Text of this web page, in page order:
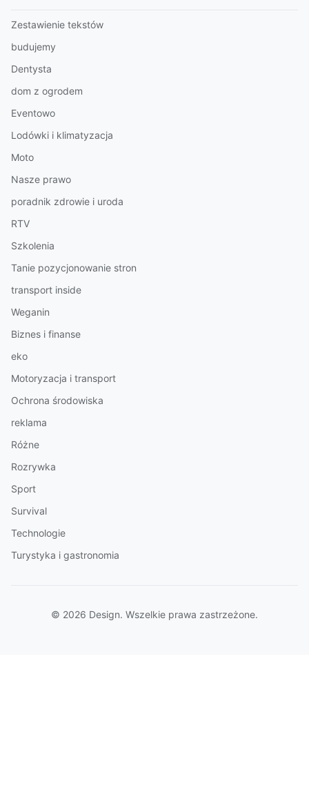
Zestawienie tekstów
budujemy
Dentysta
dom z ogrodem
Eventowo
Lodówki i klimatyzacja
Moto
Nasze prawo
poradnik zdrowie i uroda
RTV
Szkolenia
Tanie pozycjonowanie stron
transport inside
Weganin
Biznes i finanse
eko
Motoryzacja i transport
Ochrona środowiska
reklama
Różne
Rozrywka
Sport
Survival
Technologie
Turystyka i gastronomia
© 2026 Design. Wszelkie prawa zastrzeżone.